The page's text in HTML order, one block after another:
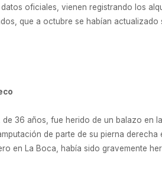
oficiales, vienen registrando los
que a octubre se habían
de 36 años, fue herido de un balazo
de parte de su pierna
en La Boca, había sido gravemente